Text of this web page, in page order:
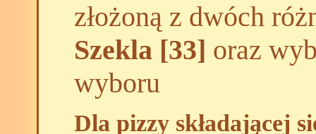
złożoną z dwóch
Szekla [33] oraz
wyboru
Dla pizzy składającej